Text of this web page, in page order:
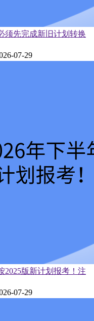
须先完成新旧计划转换
07-29
2025版新计划报考！注
07-29